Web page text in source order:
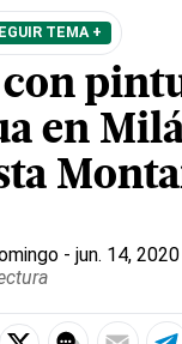
TEMA +
en
- jun. 14,